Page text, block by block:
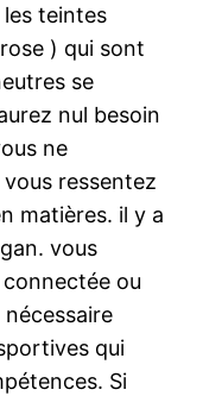
les teintes
) qui sont
se
nul besoin
ne
ressentez
matières. il y a
vous
ou
qui
Si